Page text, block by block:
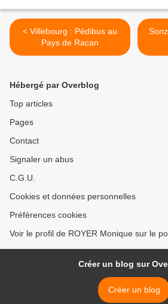
< Villebourg : Pédibus au
Pays de Racan
Hébergé par Overblog
Top articles
Pages
Contact
Signaler un abus
C.G.U.
Cookies et données personnelles
Préférences cookies
Voir le profil de ROYER Monique sur le
Créer un blog sur
Créer un blog